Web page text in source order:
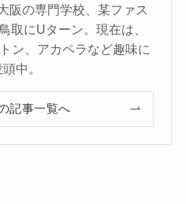
阪の専門学校、某ファス
取にUターン。現在は、
ン、アカペラなど趣味に
中。
記事一覧へ